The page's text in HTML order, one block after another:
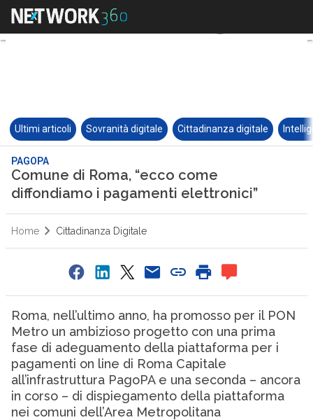
Ultimi articoli Sovranità digitale Cittadinanza digitale
PAGOPA
Comune di Roma, “ecco come
diffondiamo i pagamenti elettronici”
Home Cittadinanza Digitale
Roma, nell’ultimo anno, ha promosso per il PON
Metro un ambizioso progetto con una prima
fase di adeguamento della piattaforma per i
pagamenti on line di Roma Capitale
all’infrastruttura PagoPA e una seconda – ancora
in corso – di dispiegamento della piattaforma
nei comuni dell’Area Metropolitana